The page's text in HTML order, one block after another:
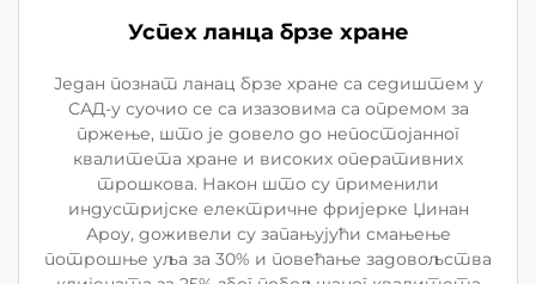
Успех ланца брзе хране
Један познат ланац брзе хране са седиштем у
САД-у суочио се са изазовима са опремом за
пржење, што је довело до непостојанног
квалитета хране и високих оперативних
трошкова. Након што су применили
индустријске електричне фријерке Џинан
Ароу, доживели су запањујући смањење
потрошње уља за 30% и повећање задовољства